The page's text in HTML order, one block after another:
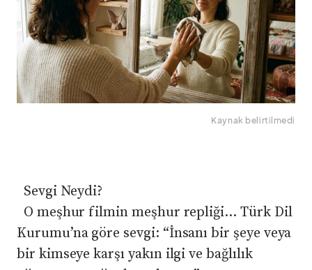
Kaynak belirtilmedi
Sevgi Neydi?
​ O meşhur filmin meşhur repliği… Türk Dil
Kurumu’na göre sevgi: “İnsanı bir şeye veya
bir kimseye karşı yakın ilgi ve bağlılık